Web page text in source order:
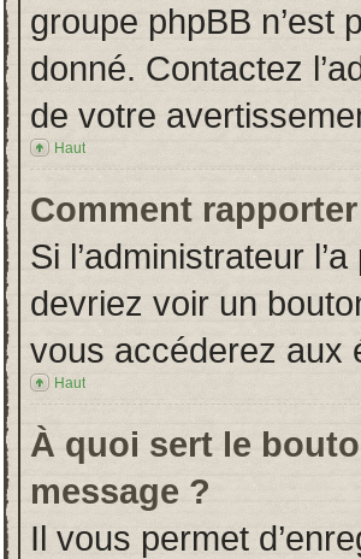
groupe phpBB n’est
donné. Contactez
de votre
Haut
Comment
Si l’administrateur
devriez voir un
vous accéderez aux
Haut
À quoi sert le
message ?
Il vous permet